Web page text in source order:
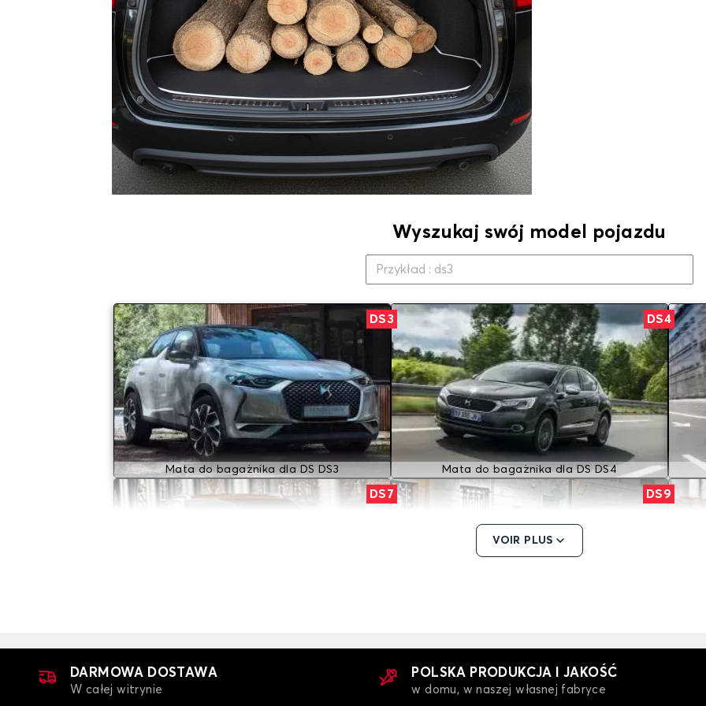
Wyszukaj swój model pojazdu
DS3
Mata do bagażnika dla DS DS3
DS4
Mata do bagażnika dla DS DS4
DS7 DS9
N7
VOIR PLUS
DARMOWA DOSTAWA
W całej witrynie
POLSKA PRODUKCJA I JAKOŚĆ
w domu, w naszej własnej fabryce